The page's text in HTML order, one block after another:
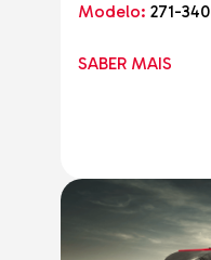
Modelo: 271-340
SABER MAIS